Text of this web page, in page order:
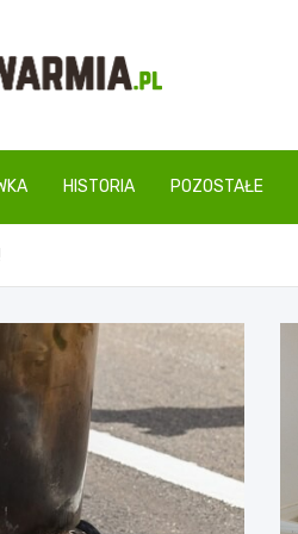
HISTORIA POZOSTAŁE